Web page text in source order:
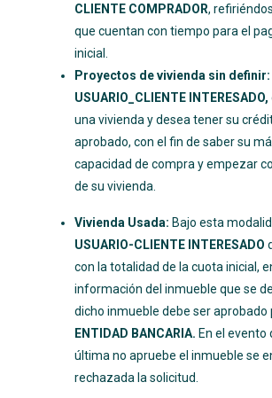
CLIENTE COMPRADOR,
que cuentan con tiempo para el
inicial.
Proyectos de vivienda sin definir:
USUARIO_CLIENTE INTERESADO,
una vivienda y desea tener su
aprobado, con el fin de saber su
capacidad de compra y empezar
de su vivienda.
Vivienda Usada: Bajo esta
USUARIO-CLIENTE INTERESADO
con la totalidad de la cuota inicial,
información del inmueble que se
dicho inmueble debe ser aprobado
ENTIDAD BANCARIA. En el evento
última no apruebe el inmueble se
rechazada la solicitud.